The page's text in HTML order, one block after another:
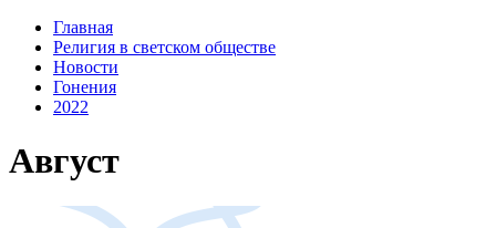
Главная
Религия в светском обществе
Новости
Гонения
2022
Август